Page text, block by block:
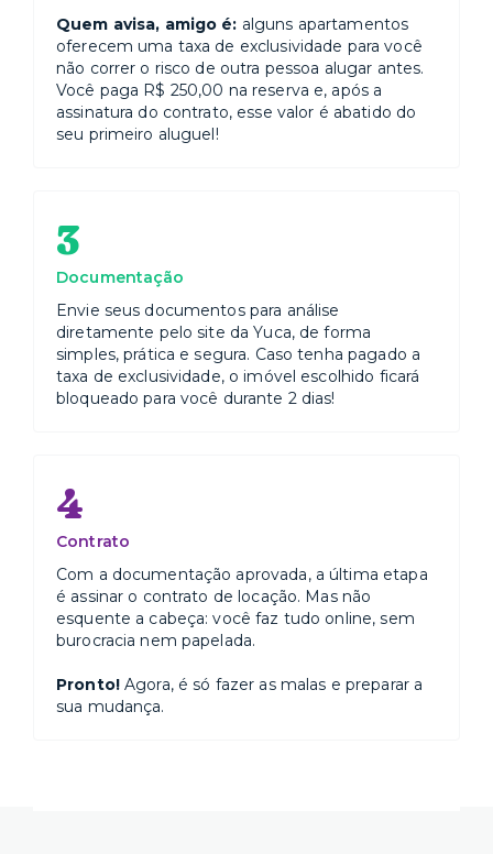
Quem avisa, amigo é: alguns apartamentos
oferecem uma taxa de exclusividade para você
não correr o risco de outra pessoa alugar antes.
Você paga R$ 250,00 na reserva e, após a
assinatura do contrato, esse valor é abatido do
seu primeiro aluguel!
3
Documentação
Envie seus documentos para análise
diretamente pelo site da Yuca, de forma
simples, prática e segura. Caso tenha pagado a
taxa de exclusividade, o imóvel escolhido ficará
bloqueado para você durante 2 dias!
4
Contrato
Com a documentação aprovada, a última etapa
é assinar o contrato de locação. Mas não
esquente a cabeça: você faz tudo online, sem
burocracia nem papelada.
Pronto!Agora, é só fazer as malas e preparar a
sua mudança.